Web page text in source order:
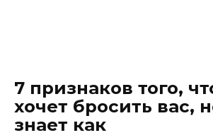
7 признаков того,
хочет бросить вас,
знает как